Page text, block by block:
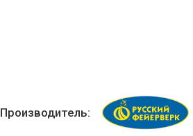
Производитель: